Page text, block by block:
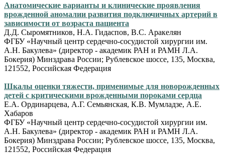
Анатомические варианты и клинические проявления
врожденной аномалии развития подключичных артерий в
зависимости от возраста пациента
Д.Д. Сыромятников, Н.А. Гидаспов, В.С. Аракелян
ФГБУ «Научный центр сердечно-сосудистой хирургии им.
А.Н. Бакулева» (директор - академик РАН и РАМН Л.А.
Бокерия) Минздрава России; Рублевское шоссе, 135, Москва,
121552, Российская Федерация
Шкалы оценки тяжести, применимые для новорожденных
детей с критическими врожденными пороками сердца
Е.А. Ординарцева, А.Г. Семьянская, К.В. Мумладзе, А.Е.
Хабаров
ФГБУ «Научный центр сердечно-сосудистой хирургии им.
А.Н. Бакулева» (директор - академик РАН и РАМН Л.А.
Бокерия) Минздрава России; Рублевское шоссе, 135, Москва,
121552, Российская Федерация